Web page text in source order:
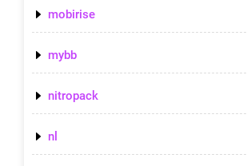
mobirise
mybb
nitropack
nl